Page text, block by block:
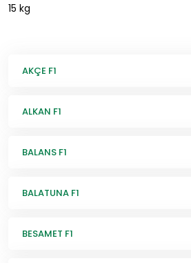
15 kg
AKÇE F1
ALKAN F1
BALANS F1
BALATUNA F1
BESAMET F1